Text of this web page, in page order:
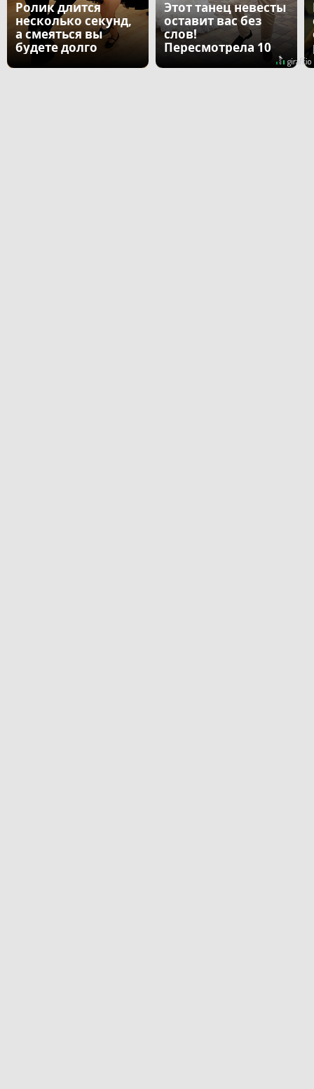
Ролик длится
несколько секунд,
а смеяться вы
будете долго
Этот танец невесты
оставит вас без
слов!
Пересмотрела 10